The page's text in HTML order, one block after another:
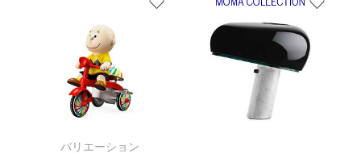
バリエーション